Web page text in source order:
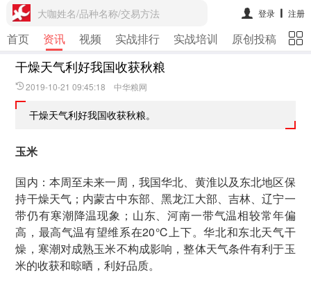
大咖姓名/品种名称/交易方法 登录 注册
首页 资讯 视频 实战排行 实战培训 原创投稿 期
干燥天气利好我国收获秋粮
2019-10-21 09:45:18 中华粮网
干燥天气利好我国收获秋粮。
玉米
国内：本周至未来一周，我国华北、黄淮以及东北地区保
持干燥天气；内蒙古中东部、黑龙江大部、吉林、辽宁一
带仍有寒潮降温现象；山东、河南一带气温相较常年偏
高，最高气温有望维系在20℃上下。华北和东北天气干
燥，寒潮对成熟玉米不构成影响，整体天气条件有利于玉
米的收获和晾晒，利好品质。